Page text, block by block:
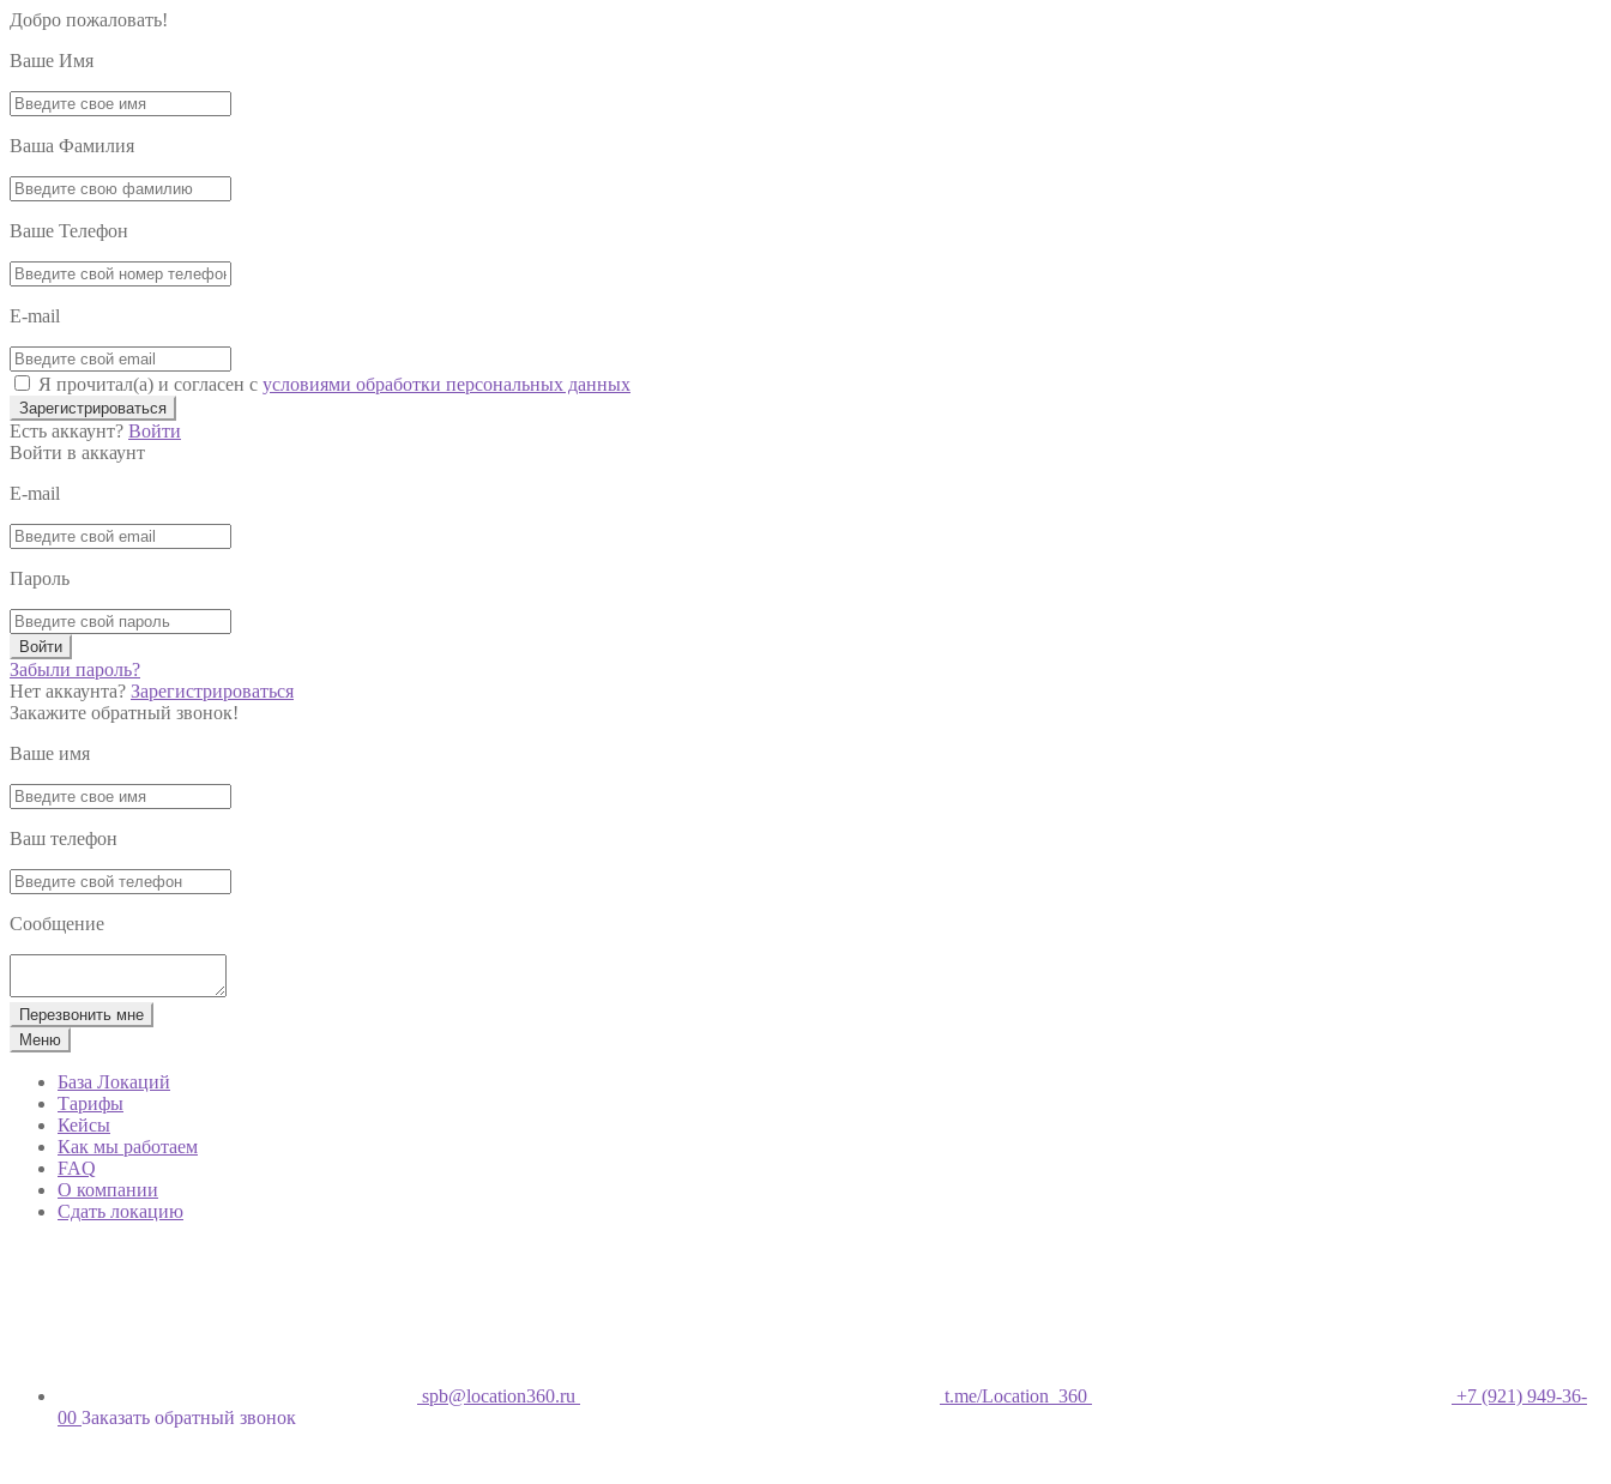
Добро пожаловать!
Ваше Имя
Ваша Фамилия
Ваше Телефон
E-mail
Я прочитал(а) и согласен с условиями обработки персональных данных
Зарегистрироваться
Есть аккаунт? Войти
Войти в аккаунт
E-mail
Пароль
Войти
Забыли пароль?
Нет аккаунта? Зарегистрироваться
Закажите обратный звонок!
Ваше имя
Ваш телефон
Сообщение
Перезвонить мне
Меню
База Локаций
Тарифы
Кейсы
Как мы работаем
FAQ
О компании
Сдать локацию
spb@location360.ru t.me/Location_360
+7 (921) 949-36-
00 Заказать обратный звонок